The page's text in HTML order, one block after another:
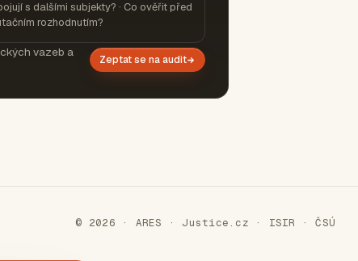
s dalšími subjekty? · Co ověřit před
rozhodnutím?
vazeb a
Zeptat se na audit
© 2026 · ARES · Justice.cz · ISIR · ČSÚ